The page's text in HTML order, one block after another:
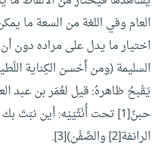
العام وفي اللغة من السعة ما
اختيار ما يدل على مراده دون
السليمة (ومن أَحْسن الكِناية
يَقْبحُ ظاهرهُ: قيل لعُمَر بن عبد
حبنٌ[1] تحت أُنْثَيَيْه: أين نبَتَ
الرانفة[2] والصَّفْن)[3]
.